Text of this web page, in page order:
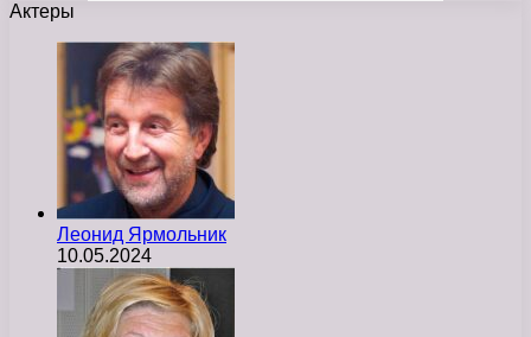
Актеры
Леонид Ярмольник
10.05.2024